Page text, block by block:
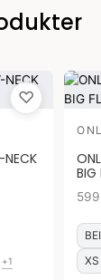
♡
nuvarande
priset
kr.
+1
BIG
XS